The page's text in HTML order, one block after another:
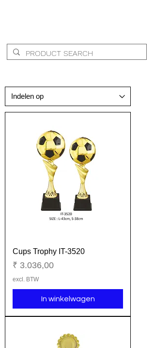
Cups Trophy IT-3520
Prijs
₹ 3.036,00
excl. BTW
In winkelwagen